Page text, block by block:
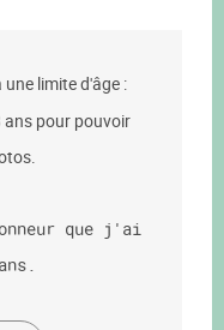
limite d'âge :
pour pouvoir
que j'ai